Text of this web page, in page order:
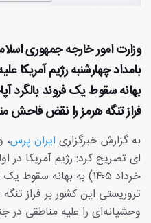
وزارت امور خارجه جمهوری
بامداد چهارشنبه رژیم آمریکا
بهانه سقوط یک فروند بالگرد
فراز تنگه هرمز را نقض فاحش
به گزارش خبرگزاری ایران پرس،
خرداد ۱۴۰۵) به بهانه
تروریستی این کشور بر فراز
وحشیانه‌ای را علیه مناطقی در